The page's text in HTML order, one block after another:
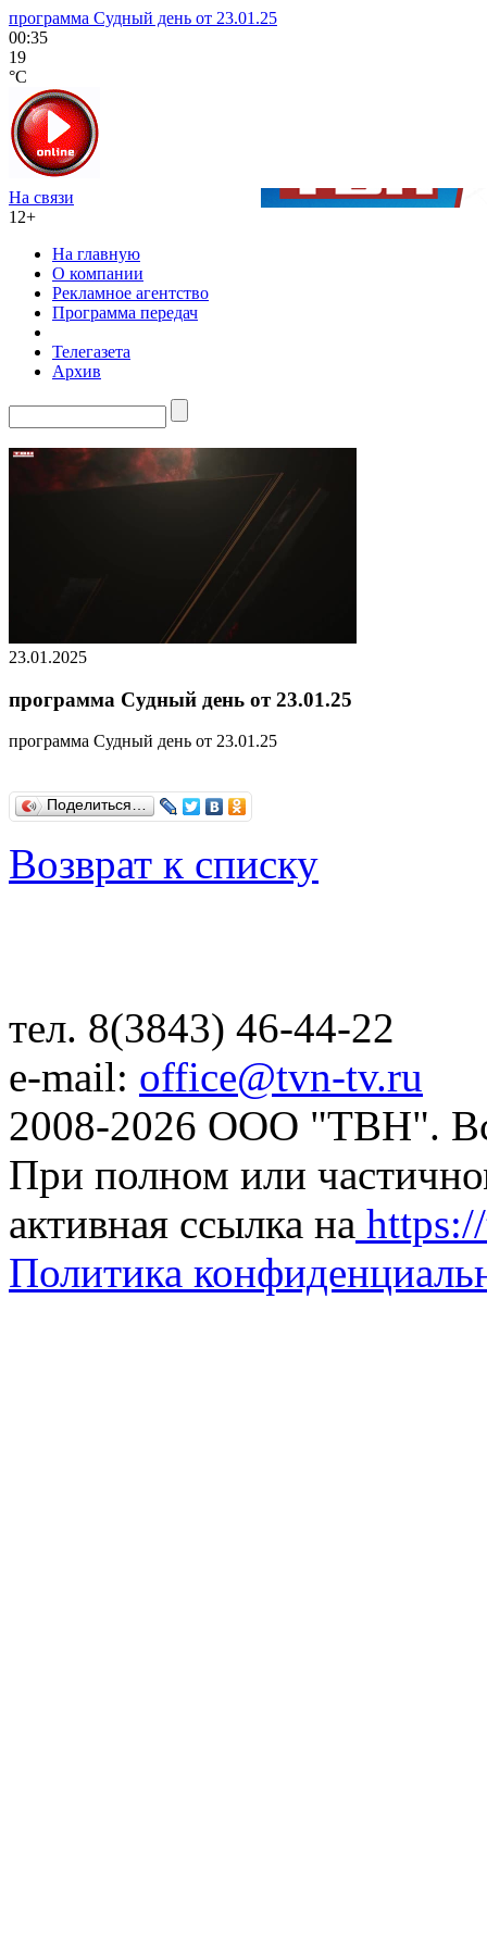
программа Судный день от 23.01.25
00:35
19
°C
На связи
12+
На главную
О компании
Рекламное агентство
Программа передач
Телегазета
Архив
23.01.2025
программа Судный день от 23.01.25
программа Судный день от 23.01.25
Поделиться…
Возврат к списку
тел. 8(3843) 46-44-22
e-mail: office@tvn-tv.ru
2008-2026 ООО "ТВН".
При полном или
активная ссылка на
Политика